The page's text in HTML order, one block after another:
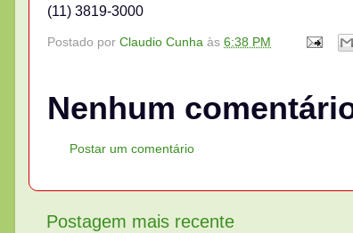
(11) 3819-3000
Postado por Claudio Cunha às 6:38 PM
Nenhum
Postar um comentário
Postagem mais recente